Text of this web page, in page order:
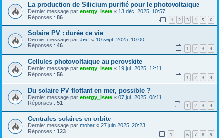
La production de Silicium purifié pour le photovoltaique
Dernier message par energy_isere « 13 déc. 2025, 10:57
Réponses : 86 1 2 3 4 5 6
Solaire PV : durée de vie
Dernier message par Jeuf « 10 sept. 2025, 10:00
Réponses : 46 1 2 3 4
Cellules photovoltaique au perovskite
Dernier message par energy_isere « 19 juil. 2025, 12:11
Réponses : 56 1 2 3 4
Du solaire PV flottant en mer, possible ?
Dernier message par energy_isere « 07 juil. 2025, 08:11
Réponses : 51 1 2 3 4
Centrales solaires en orbite
Dernier message par mobar « 27 juin 2025, 20:23
Réponses : 123 1 … 6 7 8 9